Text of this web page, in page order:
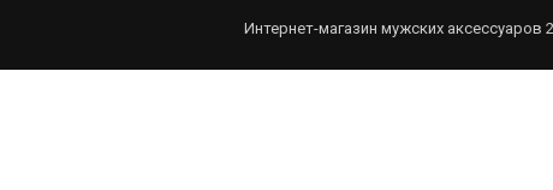
Интернет-магазин мужских аксессуаров